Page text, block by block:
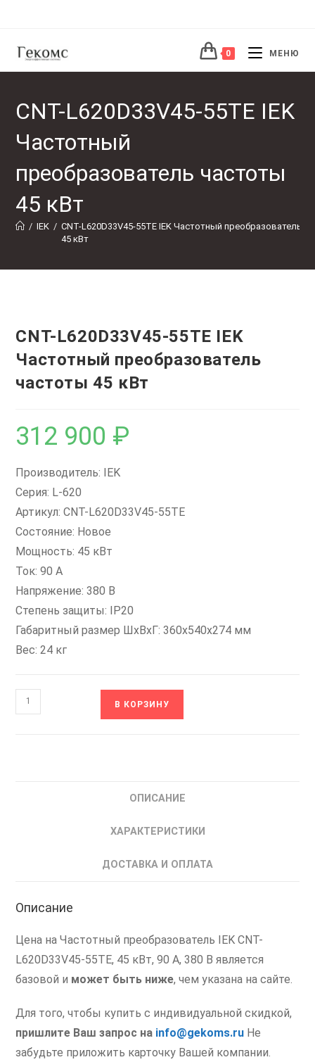
0 МЕНЮ
CNT-L620D33V45-55TE IEK
Частотный
преобразователь частоты
45 кВт
/ IEK / CNT-L620D33V45-55TE IEK Частотный преобразователь
45 кВт
CNT-L620D33V45-55TE IEK
Частотный преобразователь
частоты 45 кВт
312 900 ₽
Производитель: IEK
Серия: L-620
Артикул: CNT-L620D33V45-55TE
Состояние: Новое
Мощность: 45 кВт
Ток: 90 А
Напряжение: 380 В
Степень защиты: IP20
Габаритный размер ШхВхГ: 360x540x274 мм
Вес: 24 кг
Количество
товара
В КОРЗИНУ
ОПИСАНИЕ
ХАРАКТЕРИСТИКИ
ДОСТАВКА И ОПЛАТА
Описание
Цена на Частотный преобразователь IEK CNT-
L620D33V45-55TE, 45 кВт, 90 А, 380 В является
базовой и может быть ниже, чем указана на сайте.
Для того, чтобы купить с индивидуальной скидкой,
пришлите Ваш запрос на info@gekoms.ru Не
забудьте приложить карточку Вашей компании.